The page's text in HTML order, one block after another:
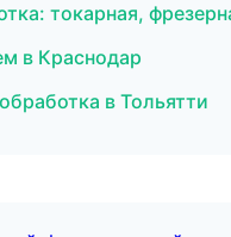
токарная,
в Краснодар
в Тольятти